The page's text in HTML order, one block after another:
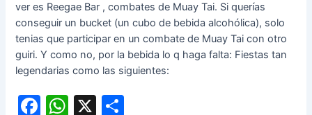
ver es Reegae Bar , combates de Muay Tai. Si querías
conseguir un bucket (un cubo de bebida alcohólica), solo
tenias que participar en un combate de Muay Tai con otro
guiri. Y como no, por la bebida lo q haga falta: Fiestas tan
legendarias como las siguientes:
F
W X